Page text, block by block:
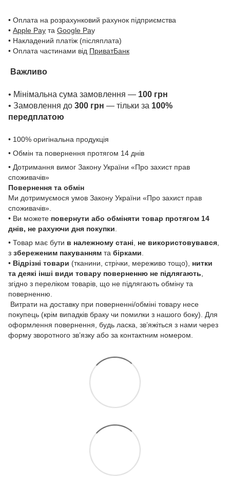
• Оплата на розрахунковий рахунок підприємства
• Apple Pay та Google Pay
• Накладений платіж (післяплата)
• Оплата частинами від ПриватБанк
Важливо
• Мінімальна сума замовлення — 100 грн
• Замовлення до 300 грн — тільки за 100%
передплатою
• 100% оригінальна продукція
• Обмін та повернення протягом 14 днів
• Дотримання вимог Закону України «Про захист прав
споживачів»
Повернення та обмін
Ми дотримуємося умов Закону України «Про захист прав
споживачів».
• Ви можете повернути або обміняти товар протягом 14
днів, не рахуючи дня покупки
• Товар має бути в належному стані не використовувався
з збереженим пакуванням та бірками
• Відрізні товари (тканини, стрічки, мереживо тощо), нитки
та деякі інші види товару поверненню не підлягають
згідно з переліком товарів, що не підлягають обміну та
поверненню.
Витрати на доставку при поверненні/обміні товару несе
покупець (крім випадків браку чи помилки з нашого боку). Для
оформлення повернення, будь ласка, зв’яжіться з нами через
форму зворотного зв’язку або за контактним номером.